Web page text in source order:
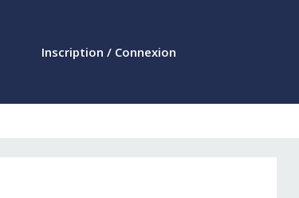
Inscription / Connexion